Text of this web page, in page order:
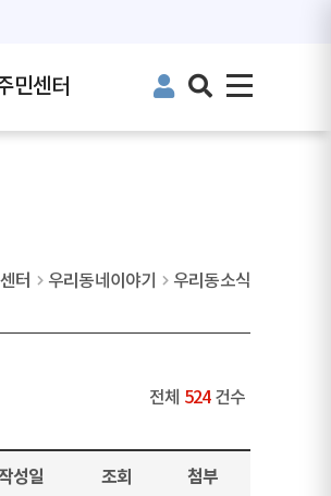
민센터
터 우리동네이야기 우리동소식
전체 524건수
성일 조회 첨부